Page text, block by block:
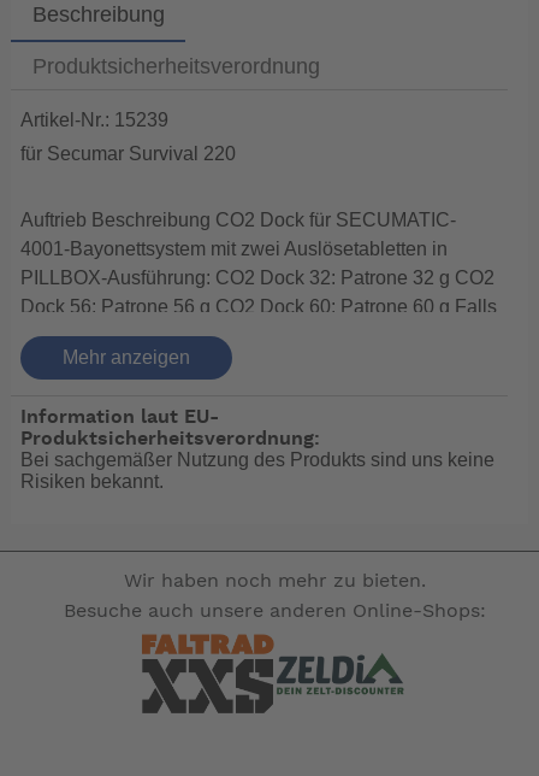
Beschreibung
Produktsicherheitsverordnung
Artikel-Nr.: 15239
für Secumar Survival 220
Auftrieb Beschreibung CO2 Dock für SECUMATIC-
4001-Bayonettsystem mit zwei Auslösetabletten in
PILLBOX-Ausführung: CO2 Dock 32: Patrone 32 g CO2
Dock 56: Patrone 56 g CO2 Dock 60: Patrone 60 g Falls
zu Übungszwecken oder aus Versehen einmal eine
Weste ausgelöst wird, sind Ersatzpatronen fürs
Patronen sind zu 100% gewichtgeprüft. Das hochrein
Kohlendioxydgas (99,95% Reinheit) verhindert
Vereisung und Verzögerung der Expansion während
gehören nicht zum Leistungsumfang. --
Mehr anzeigen
Information laut EU-
Produktsicherheitsverordnung:
Bei sachgemäßer Nutzung des Produkts sind uns keine
Risiken bekannt.
Wir haben noch mehr zu bieten.
Besuche auch unsere anderen Online-Shops: